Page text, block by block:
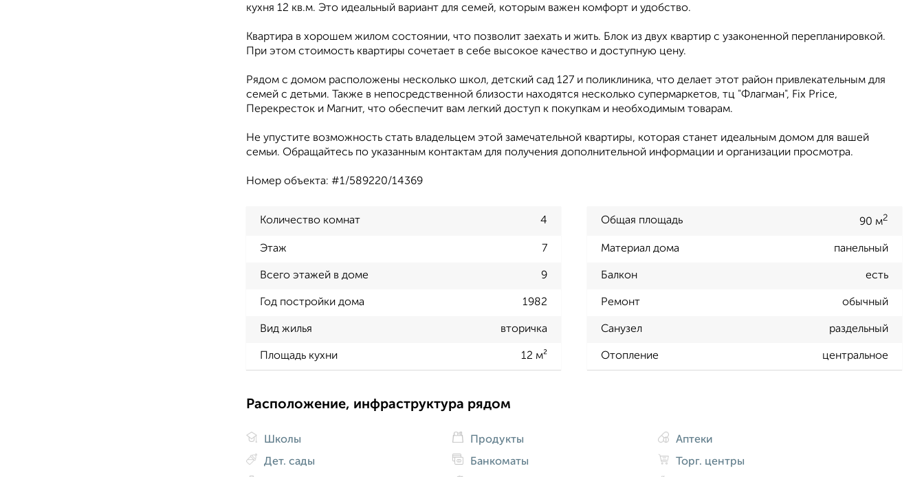
кухня 12 кв.м. Это идеальный вариант для семей, которым важен комфорт и удобство.
Квартира в хорошем жилом состоянии, что позволит заехать и жить. Блок из двух квартир с узаконенной перепланировкой.
При этом стоимость квартиры сочетает в себе высокое качество и доступную цену.
Рядом с домом расположены несколько школ, детский сад 127 и поликлиника, что делает этот район привлекательным для
семей с детьми. Также в непосредственной близости находятся несколько супермаркетов, тц "Флагман", Fix Price,
Перекресток и Магнит, что обеспечит вам легкий доступ к покупкам и необходимым товарам.
Не упустите возможность стать владельцем этой замечательной квартиры, которая станет идеальным домом для вашей
семьи. Обращайтесь по указанным контактам для получения дополнительной информации и организации просмотра.
Номер объекта: #1/589220/14369
Количество комнат 4 Общая площадь 90 м2
Этаж 7 Материал дома панельный
Всего этажей в доме 9 Балкон есть
Год постройки дома 1982 Ремонт обычный
Вид жилья вторичка Санузел раздельный
Площадь кухни 12 м² Отопление центральное
Расположение, инфраструктура рядом
Школы
Дет. сады
Продукты
Банкоматы
Аптеки
Торг. центры